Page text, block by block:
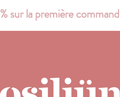
sur la première